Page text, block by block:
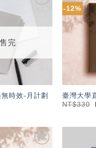
望輕
完
時效-月計劃
-12%
臺灣大學
NT$330